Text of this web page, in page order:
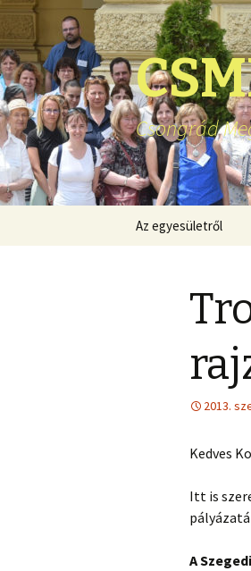
Csongrád
Az egyesületről
2013.
Kedves
Itt is
A